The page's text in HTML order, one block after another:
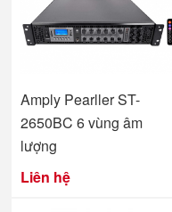
Amply Pearller ST-
2650BC 6 vùng âm
lượng
Liên hệ